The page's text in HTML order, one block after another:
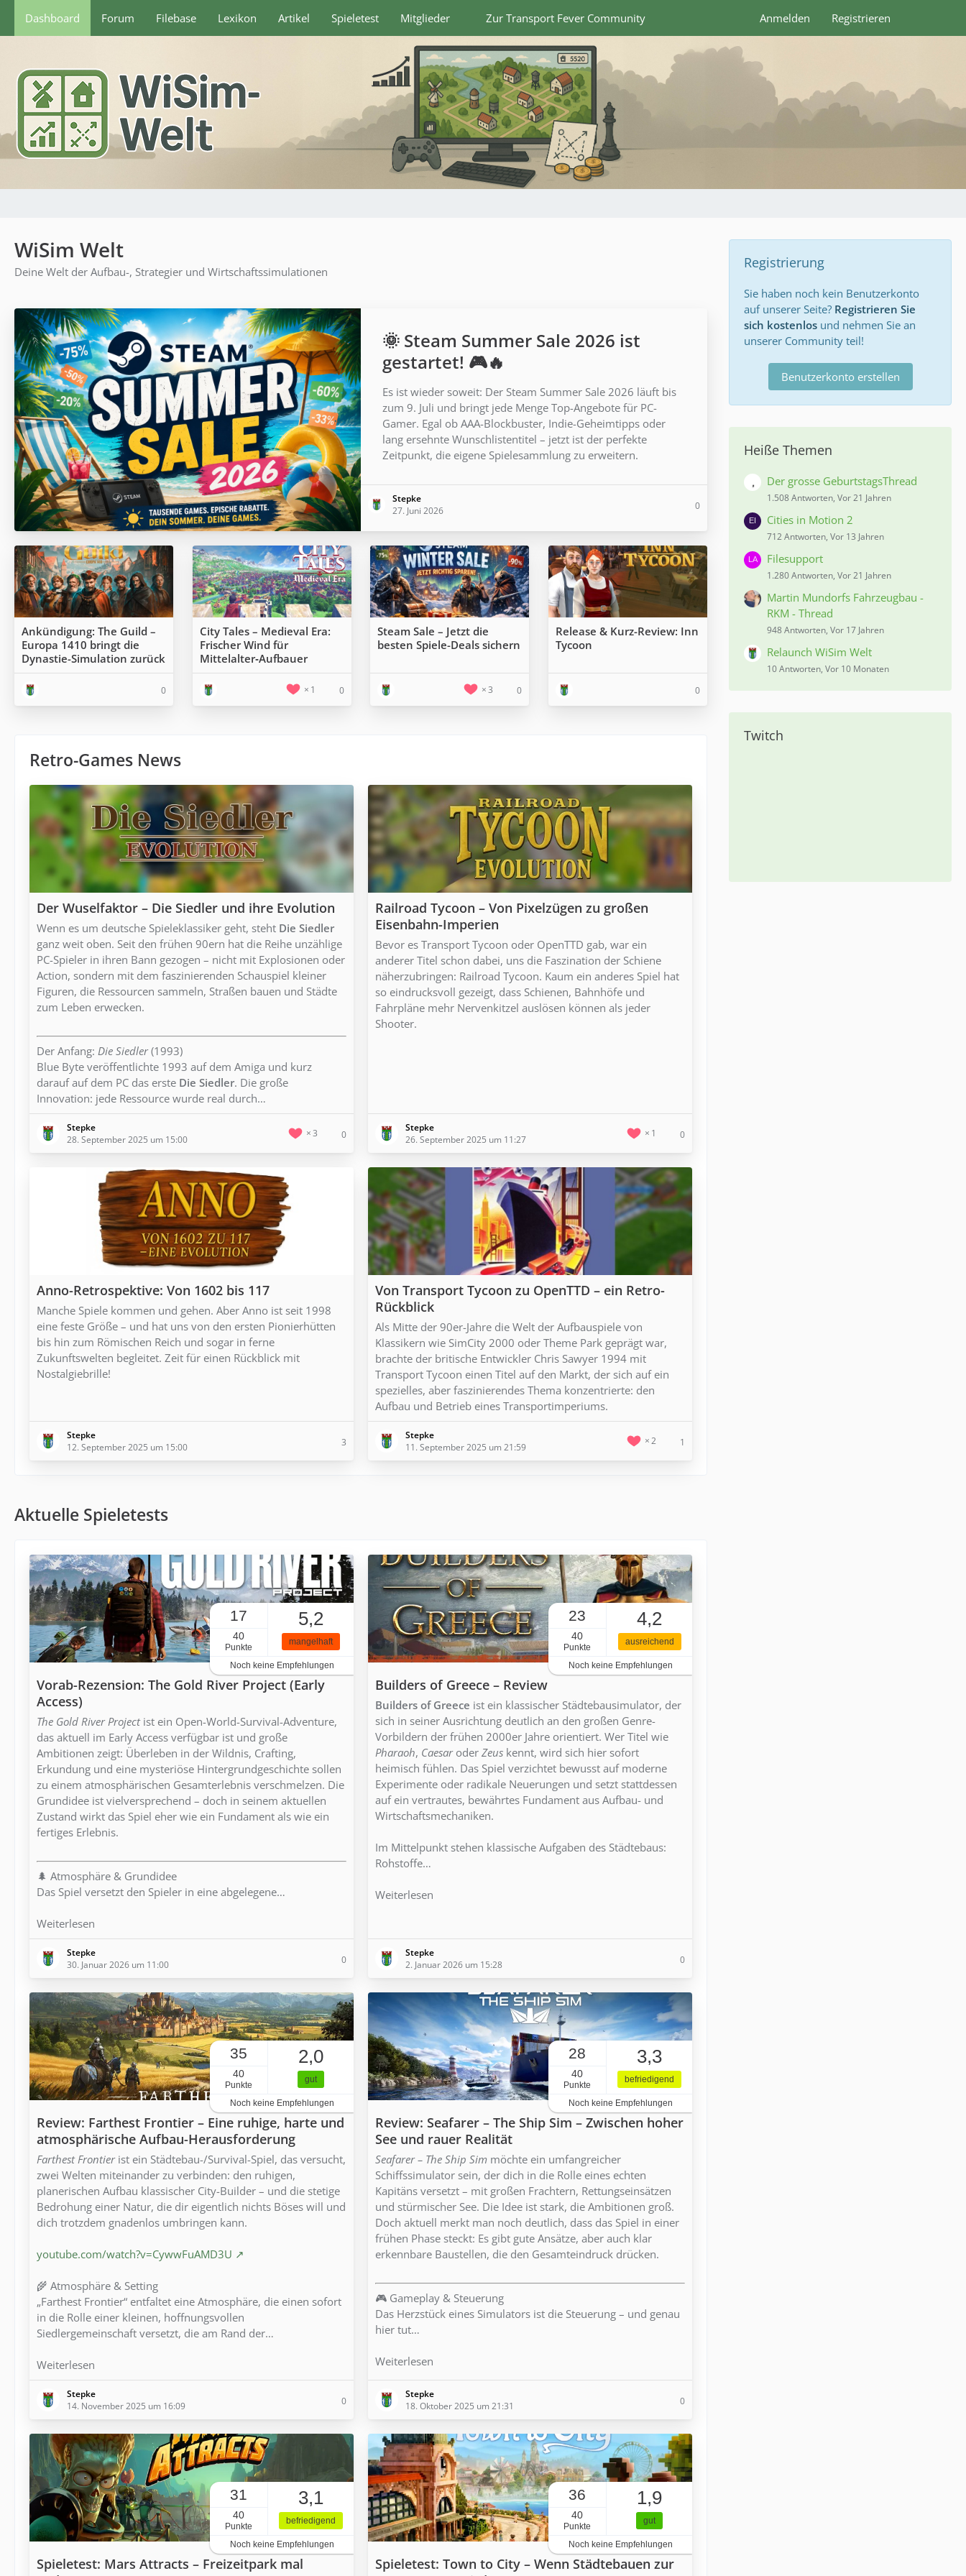
Dashboard Forum Filebase Lexikon Artikel Spieletest Mitglieder Zur Transport Fever Community Anmelden Registrieren
WiSim Welt
Deine Welt der Aufbau-, Strategier und Wirtschaftssimulationen
🌞 Steam Summer Sale 2026 ist
gestartet! 🎮🔥
Es ist wieder soweit: Der Steam Summer Sale 2026 läuft bis
zum 9. Juli und bringt jede Menge Top-Angebote für PC-
Gamer. Egal ob AAA-Blockbuster, Indie-Geheimtipps oder
lang ersehnte Wunschlistentitel – jetzt ist der perfekte
Zeitpunkt, die eigene Spielesammlung zu erweitern.
Stepke
27. Juni 2026
0
Ankündigung: The Guild –
Europa 1410 bringt die
Dynastie-Simulation zurück
0
City Tales – Medieval Era:
Frischer Wind für
Mittelalter‑Aufbauer
1 0
Steam Sale – Jetzt die
besten Spiele-Deals sichern
3 0
Release & Kurz-Review: Inn
Tycoon
0
Retro-Games News
Der Wuselfaktor – Die Siedler und ihre Evolution
Wenn es um deutsche Spieleklassiker geht, steht Die Siedler
ganz weit oben. Seit den frühen 90ern hat die Reihe unzählige
PC-Spieler in ihren Bann gezogen – nicht mit Explosionen oder
Action, sondern mit dem faszinierenden Schauspiel kleiner
Figuren, die Ressourcen sammeln, Straßen bauen und Städte
zum Leben erwecken.
Der Anfang: Die Siedler(1993)
Blue Byte veröffentlichte 1993 auf dem Amiga und kurz
darauf auf dem PC das erste Die Siedler. Die große
Innovation: jede Ressource wurde real durch…
Stepke
28. September 2025 um 15:00
3 0
Railroad Tycoon – Von Pixelzügen zu großen
Eisenbahn-Imperien
Bevor es Transport Tycoon oder OpenTTD gab, war ein
anderer Titel schon dabei, uns die Faszination der Schiene
näherzubringen: Railroad Tycoon. Kaum ein anderes Spiel hat
so eindrucksvoll gezeigt, dass Schienen, Bahnhöfe und
Fahrpläne mehr Nervenkitzel auslösen können als jeder
Shooter.
Stepke
26. September 2025 um 11:27
1 0
Anno-Retrospektive: Von 1602 bis 117
Manche Spiele kommen und gehen. Aber Anno ist seit 1998
eine feste Größe – und hat uns von den ersten Pionierhütten
bis hin zum Römischen Reich und sogar in ferne
Zukunftswelten begleitet. Zeit für einen Rückblick mit
Nostalgiebrille!
Stepke
12. September 2025 um 15:00
3
Von Transport Tycoon zu OpenTTD – ein Retro-
Rückblick
Als Mitte der 90er-Jahre die Welt der Aufbauspiele von
Klassikern wie SimCity 2000 oder Theme Park geprägt war,
brachte der britische Entwickler Chris Sawyer 1994 mit
Transport Tycoon einen Titel auf den Markt, der sich auf ein
spezielles, aber faszinierendes Thema konzentrierte: den
Aufbau und Betrieb eines Transportimperiums.
Stepke
11. September 2025 um 21:59
2 1
Aktuelle Spieletests
17
40
Punkte
5,2
mangelhaft
Noch keine Empfehlungen
Vorab-Rezension: The Gold River Project (Early
Access)
The Gold River Projectist ein Open-World-Survival-Adventure,
das aktuell im Early Access verfügbar ist und große
Ambitionen zeigt: Überleben in der Wildnis, Crafting,
Erkundung und eine mysteriöse Hintergrundgeschichte sollen
zu einem atmosphärischen Gesamterlebnis verschmelzen. Die
Grundidee ist vielversprechend – doch in seinem aktuellen
Zustand wirkt das Spiel eher wie ein Fundament als wie ein
fertiges Erlebnis.
🌲 Atmosphäre & Grundidee
Das Spiel versetzt den Spieler in eine abgelegene…
Weiterlesen
Stepke
30. Januar 2026 um 11:00
0
23
40
Punkte
4,2
ausreichend
Noch keine Empfehlungen
Builders of Greece – Review
Builders of Greece ist ein klassischer Städtebausimulator, der
sich in seiner Ausrichtung deutlich an den großen Genre-
Vorbildern der frühen 2000er Jahre orientiert. Wer Titel wie
Pharaoh, Caesaroder Zeus kennt, wird sich hier sofort
heimisch fühlen. Das Spiel verzichtet bewusst auf moderne
Experimente oder radikale Neuerungen und setzt stattdessen
auf ein vertrautes, bewährtes Fundament aus Aufbau- und
Wirtschaftsmechaniken.
Im Mittelpunkt stehen klassische Aufgaben des Städtebaus:
Rohstoffe…
Weiterlesen
Stepke
2. Januar 2026 um 15:28
0
35
40
Punkte
2,0
gut
Noch keine Empfehlungen
Review: Farthest Frontier – Eine ruhige, harte und
atmosphärische Aufbau-Herausforderung
Farthest Frontierist ein Städtebau-/Survival-Spiel, das versucht,
zwei Welten miteinander zu verbinden: den ruhigen,
planerischen Aufbau klassischer City-Builder – und die stetige
Bedrohung einer Natur, die dir eigentlich nichts Böses will und
dich trotzdem gnadenlos umbringen kann.
youtube.com/watch?v=CywwFuAMD3U
🌾 Atmosphäre & Setting
„Farthest Frontier“ entfaltet eine Atmosphäre, die einen sofort
in die Rolle einer kleinen, hoffnungsvollen
Siedlergemeinschaft versetzt, die am Rand der…
Weiterlesen
Stepke
14. November 2025 um 16:09
0
28
40
Punkte
3,3
befriedigend
Noch keine Empfehlungen
Review: Seafarer – The Ship Sim – Zwischen hoher
See und rauer Realität
Seafarer – The Ship Sim möchte ein umfangreicher
Schiffssimulator sein, der dich in die Rolle eines echten
Kapitäns versetzt – mit großen Frachtern, Rettungseinsätzen
und stürmischer See. Die Idee ist stark, die Ambitionen groß.
Doch aktuell merkt man noch deutlich, dass das Spiel in einer
frühen Phase steckt: Es gibt gute Ansätze, aber auch klar
erkennbare Baustellen, die den Gesamteindruck drücken.
🎮 Gameplay & Steuerung
Das Herzstück eines Simulators ist die Steuerung – und genau
hier tut…
Weiterlesen
Stepke
18. Oktober 2025 um 21:31
0
31
40
Punkte
3,1
befriedigend
Noch keine Empfehlungen
Spieletest: Mars Attracts – Freizeitpark mal
36
40
Punkte
1,9
gut
Noch keine Empfehlungen
Spieletest: Town to City – Wenn Städtebauen zur
Registrierung
Sie haben noch kein Benutzerkonto
auf unserer Seite? Registrieren Sie
sich kostenlos und nehmen Sie an
unserer Community teil!
Benutzerkonto erstellen
Heiße Themen
Der grosse GeburtstagsThread
1.508 Antworten, Vor 21 Jahren
Cities in Motion 2
712 Antworten, Vor 13 Jahren
Filesupport
1.280 Antworten, Vor 21 Jahren
Martin Mundorfs Fahrzeugbau -
RKM - Thread
948 Antworten, Vor 17 Jahren
Relaunch WiSim Welt
10 Antworten, Vor 10 Monaten
Twitch